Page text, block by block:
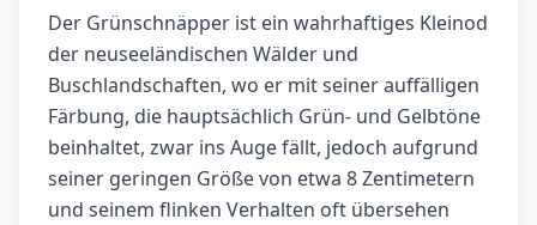
Der Grünschnäpper ist ein wahrhaftiges Kleinod
der neuseeländischen Wälder und
Buschlandschaften, wo er mit seiner auffälligen
Färbung, die hauptsächlich Grün- und Gelbtöne
beinhaltet, zwar ins Auge fällt, jedoch aufgrund
seiner geringen Größe von etwa 8 Zentimetern
und seinem flinken Verhalten oft übersehen